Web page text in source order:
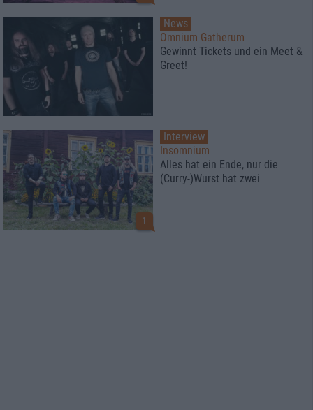
News
Omnium Gatherum
Gewinnt Tickets und ein Meet &
Greet!
1
Interview
Insomnium
Alles hat ein Ende, nur die
(Curry-)Wurst hat zwei